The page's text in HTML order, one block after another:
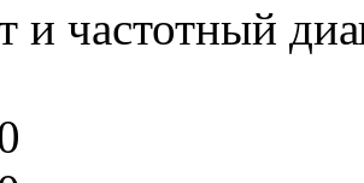
и частотный